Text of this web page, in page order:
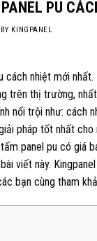
PU
BY KINGPANEL
cách nhiệt mới nhất.
trên thị trường,
nổi trội như: cách
pháp tốt nhất
panel pu có giá
viết này. Kingpanel
bạn cùng tham